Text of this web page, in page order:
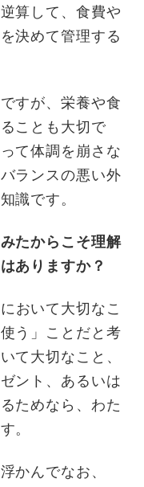
算して、食費や
決めて管理する
すが、栄養や食
ことも大切で
て体調を崩さな
ランスの悪い外
識です。
たからこそ理解
ありますか？
おいて大切なこ
う」ことだと考
て大切なこと、
ント、あるいは
ためなら、わた
。
かんでなお、